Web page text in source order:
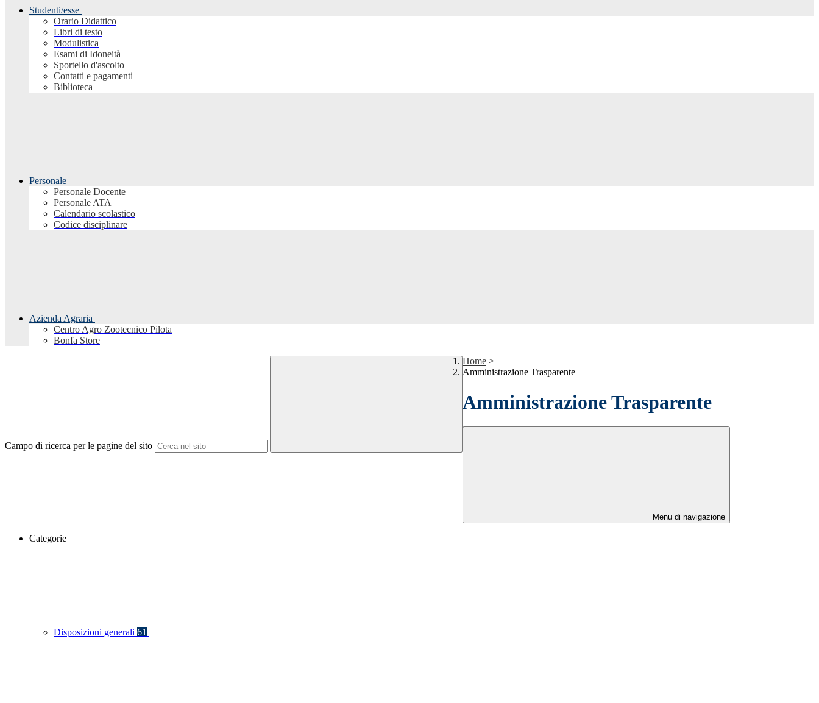
Studenti/esse
Orario Didattico
Libri di testo
Modulistica
Esami di Idoneità
Sportello d'ascolto
Contatti e pagamenti
Biblioteca
Personale
Personale Docente
Personale ATA
Calendario scolastico
Codice disciplinare
Azienda Agraria
Centro Agro Zootecnico Pilota
Bonfa Store
Campo di ricerca per le pagine del sito
Home >
Amministrazione Trasparente
Amministrazione Trasparente
Menu di navigazione
Categorie
Disposizioni generali 61